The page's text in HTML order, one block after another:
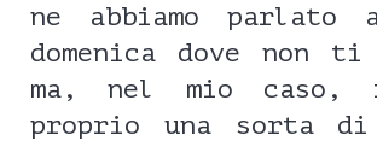
ne abbiamo parlato
domenica dove non
ma, nel mio
proprio una sorta di